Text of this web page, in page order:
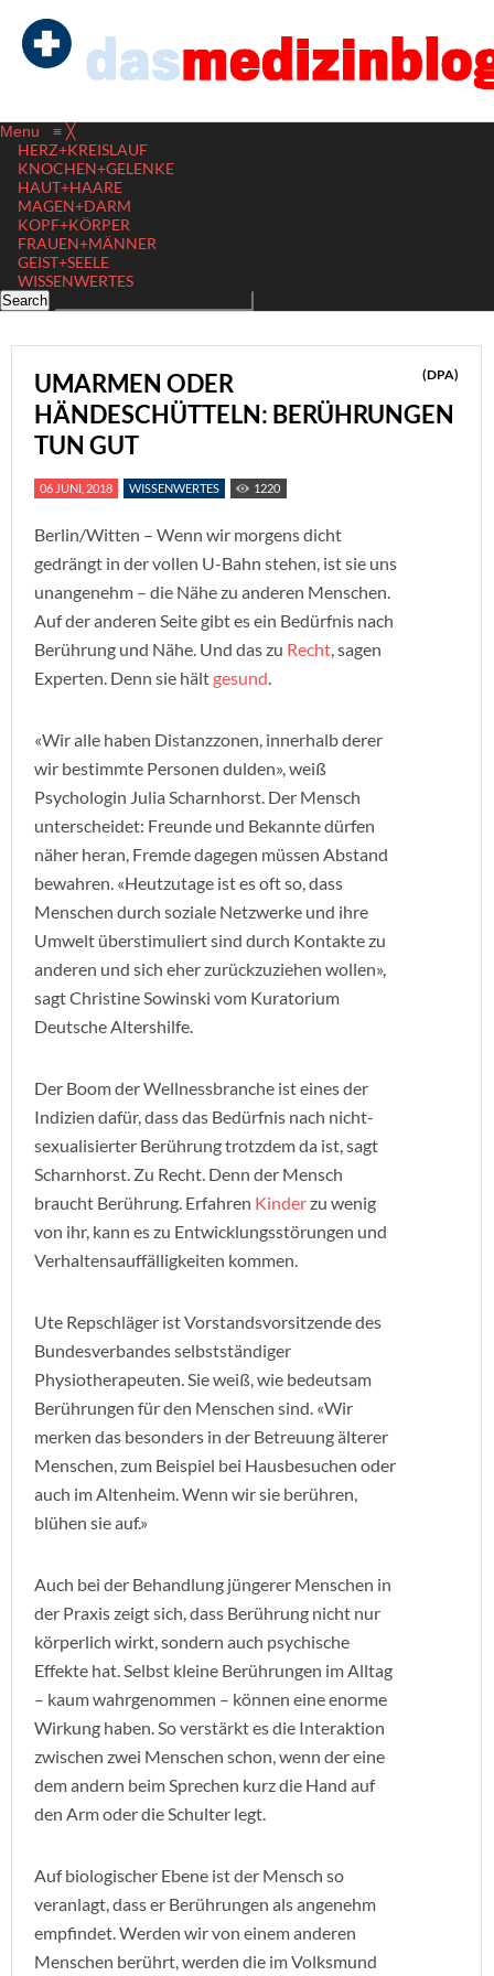
Menu ≡ ╳
HERZ+KREISLAUF
KNOCHEN+GELENKE
HAUT+HAARE
MAGEN+DARM
KOPF+KÖRPER
FRAUEN+MÄNNER
GEIST+SEELE
WISSENWERTES
UMARMEN ODER
HÄNDESCHÜTTELN: BERÜHRUNGEN
TUN GUT
(DPA)
06 JUNI, 2018 WISSENWERTES 1220
Berlin/Witten – Wenn wir morgens dicht
gedrängt in der vollen U-Bahn stehen, ist sie uns
unangenehm – die Nähe zu anderen Menschen.
Auf der anderen Seite gibt es ein Bedürfnis nach
Berührung und Nähe. Und das zu Recht, sagen
Experten. Denn sie hält gesund.
«Wir alle haben Distanzzonen, innerhalb derer
wir bestimmte Personen dulden», weiß
Psychologin Julia Scharnhorst. Der Mensch
unterscheidet: Freunde und Bekannte dürfen
näher heran, Fremde dagegen müssen Abstand
bewahren. «Heutzutage ist es oft so, dass
Menschen durch soziale Netzwerke und ihre
Umwelt überstimuliert sind durch Kontakte zu
anderen und sich eher zurückzuziehen wollen»,
sagt Christine Sowinski vom Kuratorium
Deutsche Altershilfe.
Der Boom der Wellnessbranche ist eines der
Indizien dafür, dass das Bedürfnis nach nicht-
sexualisierter Berührung trotzdem da ist, sagt
Scharnhorst. Zu Recht. Denn der Mensch
braucht Berührung. Erfahren Kinderzu wenig
von ihr, kann es zu Entwicklungsstörungen und
Verhaltensauffälligkeiten kommen.
Ute Repschläger ist Vorstandsvorsitzende des
Bundesverbandes selbstständiger
Physiotherapeuten. Sie weiß, wie bedeutsam
Berührungen für den Menschen sind. «Wir
merken das besonders in der Betreuung älterer
Menschen, zum Beispiel bei Hausbesuchen oder
auch im Altenheim. Wenn wir sie berühren,
blühen sie auf.»
Auch bei der Behandlung jüngerer Menschen in
der Praxis zeigt sich, dass Berührung nicht nur
körperlich wirkt, sondern auch psychische
Effekte hat. Selbst kleine Berührungen im Alltag
– kaum wahrgenommen – können eine enorme
Wirkung haben. So verstärkt es die Interaktion
zwischen zwei Menschen schon, wenn der eine
dem andern beim Sprechen kurz die Hand auf
den Arm oder die Schulter legt.
Auf biologischer Ebene ist der Mensch so
veranlagt, dass er Berührungen als angenehm
empfindet. Werden wir von einem anderen
Menschen berührt, werden die im Volksmund